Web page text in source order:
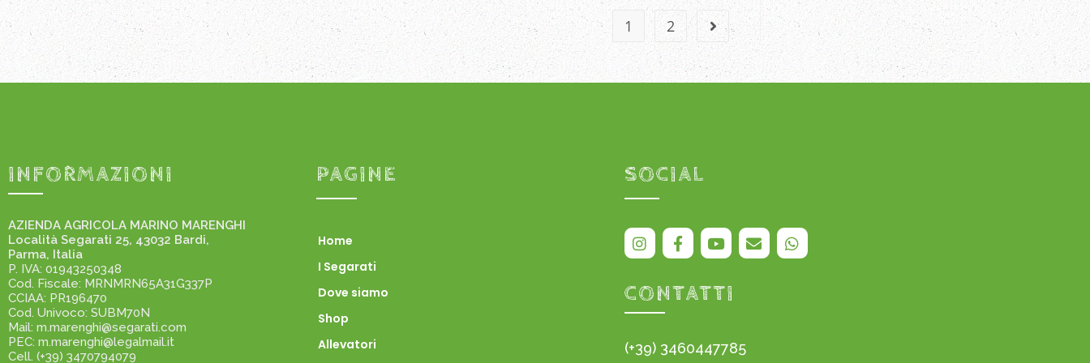
1 2
INFORMAZIONI
AZIENDA AGRICOLA MARINO MARENGHI
Località Segarati 25, 43032 Bardi,
Parma, Italia
P. IVA: 01943250348
Cod. Fiscale: MRNMRN65A31G337P
CCIAA: PR196470
Cod. Univoco: SUBM70N
Mail: m.marenghi@segarati.com
PEC: m.marenghi@legalmail.it
Cell. (+39) 3470794079
PAGINE
Home
I Segarati
Dove siamo
Shop
Allevatori
SOCIAL
CONTATTI
(+39) 3460447785